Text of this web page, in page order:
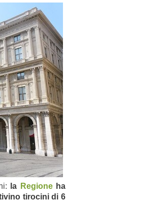
la Regioneha
tirocini di 6